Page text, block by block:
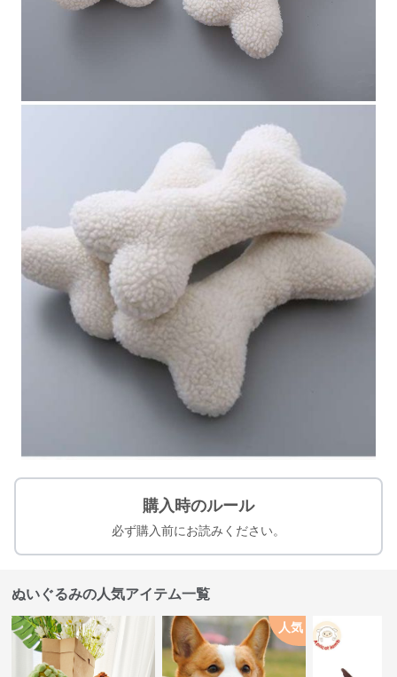
購入時のルール
必ず購入前にお読みください。
ぬいぐるみの人気アイテム一覧
人気